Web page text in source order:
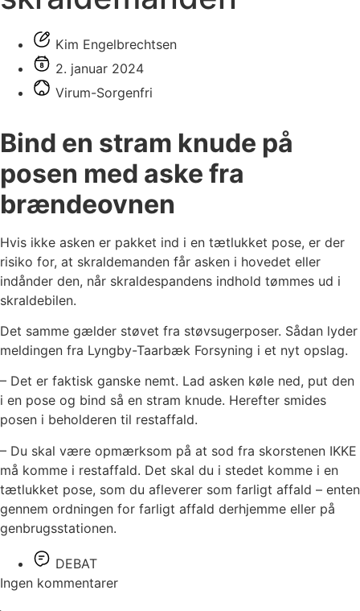
Kim Engelbrechtsen
2. januar 2024
Virum-Sorgenfri
Bind en stram knude på
posen med aske fra
brændeovnen
Hvis ikke asken er pakket ind i en tætlukket pose, er der
risiko for, at skraldemanden får asken i hovedet eller
indånder den, når skraldespandens indhold tømmes ud i
skraldebilen.
Det samme gælder støvet fra støvsugerposer. Sådan lyder
meldingen fra Lyngby-Taarbæk Forsyning i et nyt opslag.
– Det er faktisk ganske nemt. Lad asken køle ned, put den
i en pose og bind så en stram knude. Herefter smides
posen i beholderen til restaffald.
– Du skal være opmærksom på at sod fra skorstenen IKKE
må komme i restaffald. Det skal du i stedet komme i en
tætlukket pose, som du afleverer som farligt affald – enten
gennem ordningen for farligt affald derhjemme eller på
genbrugsstationen.
DEBAT
Ingen kommentarer